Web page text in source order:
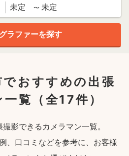
でおすすめの出張
一覧
（全17件）
影できるカメラマン一覧。
、口コミなどを参考に、お客様